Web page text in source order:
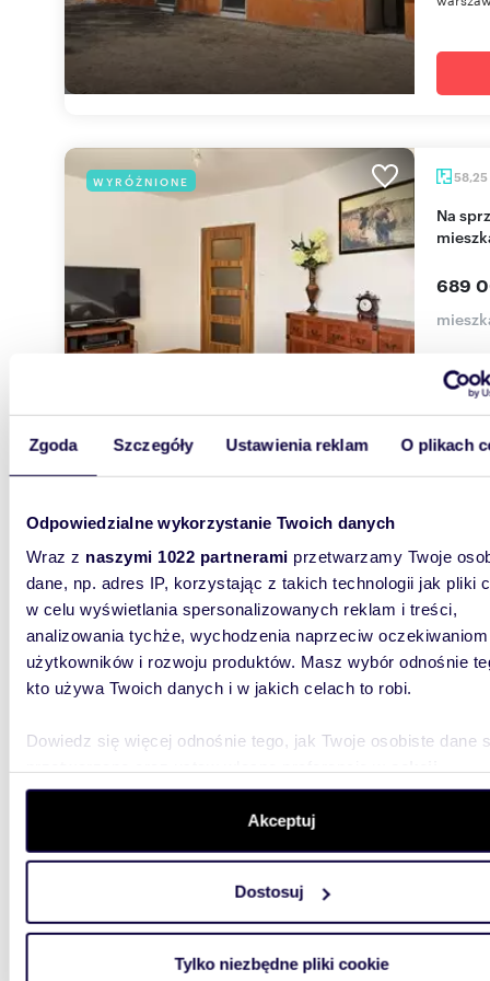
Zgoda Szczegóły Ustawienia reklam O plikach
Odpowiedzialne wykorzystanie Twoich danych
Wraz z naszymi 1022 partnerami przetwarzamy Twoje
dane, np. adres IP, korzystając z takich technologii jak pliki
w celu wyświetlania spersonalizowanych reklam i treści,
analizowania tychże, wychodzenia naprzeciw oczekiwaniom
użytkowników i rozwoju produktów. Masz wybór odnośnie
kto używa Twoich danych i w jakich celach to robi.
Dowiedz się więcej odnośnie tego, jak Twoje osobiste dane
szczegółów. W Deklaracji plików cookie możesz zmienić
wycofać swoją zgodę w dowolnej chwili.
aby oferować funkcje społecznościowe i analizować ruch w
witrynie. Informacje o tym, jak korzystasz z naszej witryny,
analitycznym. Partnerzy mogą połączyć te informacje z
Akceptuj
Dostosuj
Tylko niezbędne pliki cookie
WYRÓŻNIONE 58,25
Na sprzedaż funkcjonalne 3-pokojowe
689
WYRÓŻNIONE 46 m
Mieszkanie 46 m² w Rzeszowie - blisko uczelni i
WYRÓŻNIONE